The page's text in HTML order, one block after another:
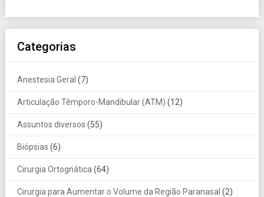
Categorias
Anestesia Geral (7)
Articulação Têmporo-Mandibular (ATM) (12)
Assuntos diversos (55)
Biópsias (6)
Cirurgia Ortognática (64)
Cirurgia para Aumentar o Volume da Região Paranasal (2)